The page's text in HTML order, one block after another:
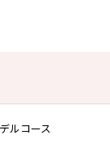
ルコース